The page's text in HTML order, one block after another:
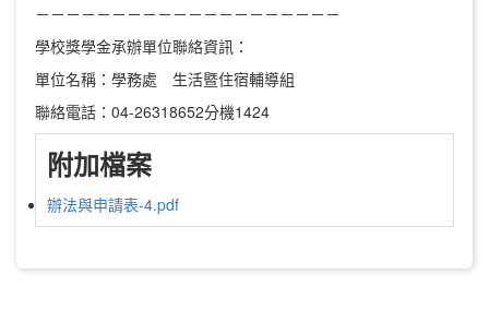
－－－－－－－－－－－－－－－－－－－－
學校獎學金承辦單位聯絡資訊：
單位名稱：學務處 生活暨住宿輔導組
聯絡電話：04-26318652分機1424
附加檔案
辦法與申請表-4.pdf